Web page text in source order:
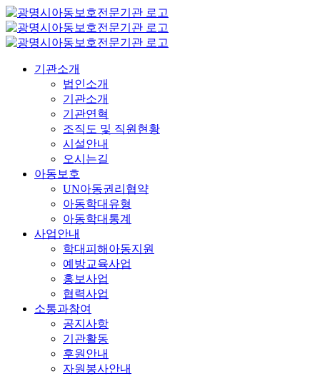
콘
텐
츠
기관소개
법인소개
기관소개
기관연혁
조직도 및 직원현황
시설안내
오시는길
아동보호
UN아동권리협약
아동학대유형
아동학대통계
사업안내
학대피해아동지원
예방교육사업
홍보사업
협력사업
소통과참여
공지사항
기관활동
후원안내
자원봉사안내